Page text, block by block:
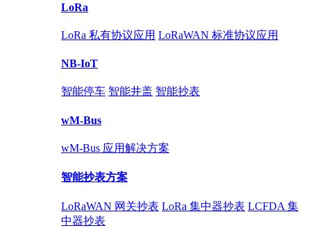
LoRa
LoRa 私有协议应用 LoRaWAN 标准协议应用
NB-IoT
智能停车 智能井盖 智能抄表
wM-Bus
wM-Bus 应用解决方案
智能抄表方案
LoRaWAN 网关抄表 LoRa 集中器抄表 LCFDA 集
中器抄表